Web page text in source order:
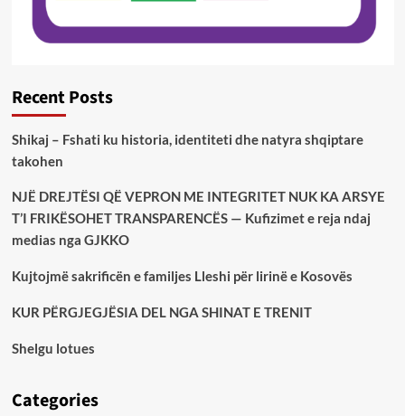
Recent Posts
Shikaj – Fshati ku historia, identiteti dhe natyra shqiptare
takohen
NJË DREJTËSI QË VEPRON ME INTEGRITET NUK KA ARSYE
T’I FRIKËSOHET TRANSPARENCËS — Kufizimet e reja ndaj
medias nga GJKKO
Kujtojmë sakrificën e familjes Lleshi për lirinë e Kosovës
KUR PËRGJEGJËSIA DEL NGA SHINAT E TRENIT
Shelgu lotues
Categories